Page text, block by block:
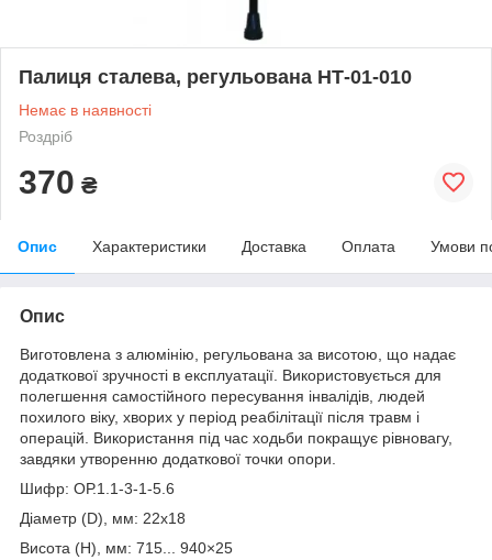
Палиця сталева, регульована НТ-01-010
Немає в наявності
Роздріб
370 ₴
Опис Характеристики Доставка Оплата Умови
Опис
Виготовлена з алюмінію, регульована за висотою, що надає
додаткової зручності в експлуатації. Використовується для
полегшення самостійного пересування інвалідів, людей
похилого віку, хворих у період реабілітації після травм і
операцій. Використання під час ходьби покращує рівновагу,
завдяки утворенню додаткової точки опори.
Шифр: ОР.1.1-3-1-5.6
Діаметр (D), мм: 22х18
Висота (H), мм: 715... 940×25